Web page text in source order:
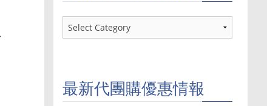
最
新
優
惠
情
最新代團購優惠情報